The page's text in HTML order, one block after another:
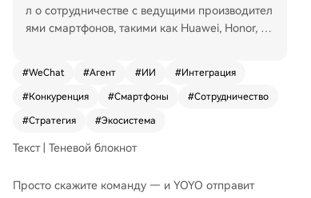
л о сотрудничестве с ведущими производител
ями смартфонов, такими как Huawei, Honor, Xi
а устройствах, таким как YOYO от Honor, напр
ямую взаимодействовать с WeChat для отправ
ки сообщений и совершения звонков, что знам
нии. Ранее, в 2025 году, WeChat жестко блоки
их как Doubao от ByteDance и функции OPPO,
#WeChat #Агент #ИИ #Интеграция
#Конкуренция #Смартфоны #Сотрудничество
#Стратегия #Экосистема
Текст | Теневой блокнот
Просто скажите команду — и YOYO отправит